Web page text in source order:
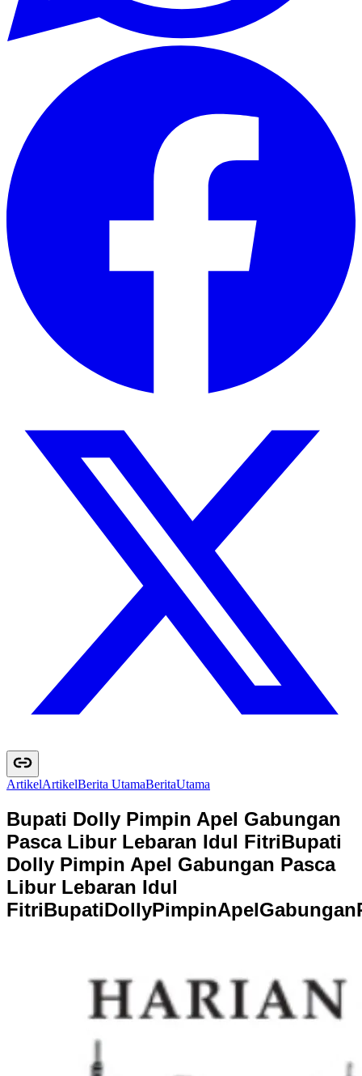
ArtikelArtikelBerita UtamaBeritaUtama
Bupati Dolly Pimpin Apel Gabungan
Pasca Libur Lebaran Idul FitriBupati
Dolly Pimpin Apel Gabungan Pasca
Libur Lebaran Idul
FitriBupatiDollyPimpinApelGabungan